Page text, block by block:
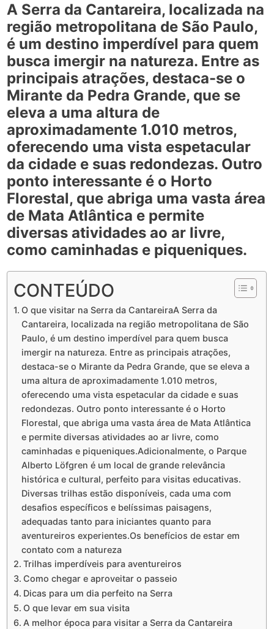
A Serra da Cantareira, localizada na
região metropolitana de São Paulo,
é um destino imperdível para quem
busca imergir na natureza. Entre as
principais atrações, destaca-se o
Mirante da Pedra Grande, que se
eleva a uma altura de
aproximadamente 1.010 metros,
oferecendo uma vista espetacular
da cidade e suas redondezas. Outro
ponto interessante é o Horto
Florestal, que abriga uma vasta área
de Mata Atlântica e permite
diversas atividades ao ar livre,
como caminhadas e piqueniques.
CONTEÚDO
O que visitar na Serra da CantareiraA Serra da
Cantareira, localizada na região metropolitana de São
Paulo, é um destino imperdível para quem busca
imergir na natureza. Entre as principais atrações,
destaca-se o Mirante da Pedra Grande, que se eleva a
uma altura de aproximadamente 1.010 metros,
oferecendo uma vista espetacular da cidade e suas
redondezas. Outro ponto interessante é o Horto
Florestal, que abriga uma vasta área de Mata Atlântica
e permite diversas atividades ao ar livre, como
caminhadas e piqueniques.Adicionalmente, o Parque
Alberto Löfgren é um local de grande relevância
histórica e cultural, perfeito para visitas educativas.
Diversas trilhas estão disponíveis, cada uma com
desafios específicos e belíssimas paisagens,
adequadas tanto para iniciantes quanto para
aventureiros experientes.Os benefícios de estar em
contato com a natureza
Trilhas imperdíveis para aventureiros
Como chegar e aproveitar o passeio
Dicas para um dia perfeito na Serra
O que levar em sua visita
A melhor época para visitar a Serra da Cantareira